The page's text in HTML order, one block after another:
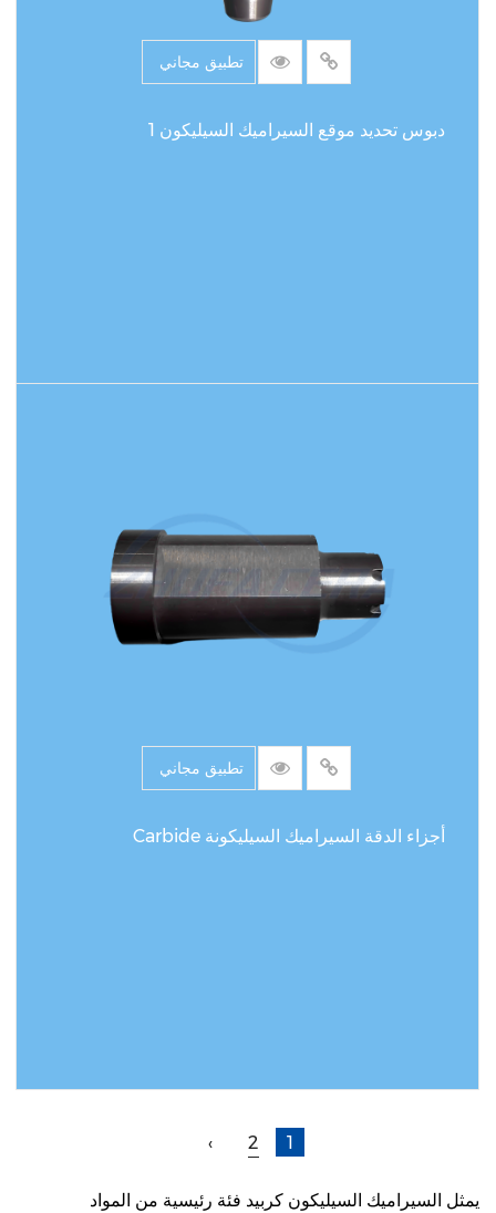
تطبيق مجاني
دبوس تحديد موقع السيراميك السيليكون 1
تطبيق مجاني
أجزاء الدقة السيراميك السيليكونة Carbide
1
2
›
يمثل السيراميك السيليكون كربيد فئة رئيسية من المواد